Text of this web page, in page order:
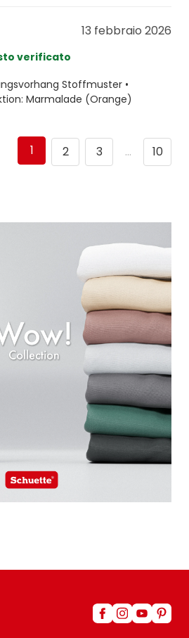
13 febbraio 2026
verificato
Stoffmuster •
Marmalade (Orange)
1 2 3 … 10